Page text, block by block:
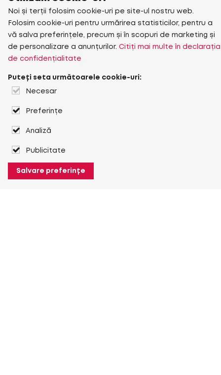
Noi și terții folosim cookie-uri pe site-ul nostru web.
Folosim cookie-uri pentru urmărirea statisticilor, pentru a
vă salva preferințele, precum și în scopuri de marketing și
de personalizare a anunțurilor. Citiți mai multe în declarația
de confidențialitate
Puteți seta următoarele cookie-uri:
Necesar
Preferințe
Analiză
Publicitate
Salvare preferințe